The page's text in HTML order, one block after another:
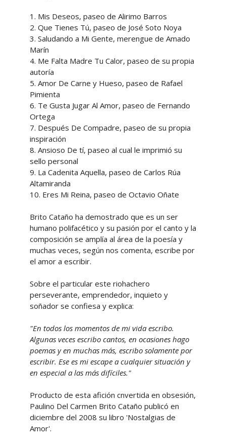
1. Mis Deseos, paseo de Alirimo Barros
2. Que Tienes Tú, paseo de José Soto Noya
3. Saludando a Mi Gente, merengue de Amado
Marín
4. Me Falta Madre Tu Calor, paseo de su propia
autoría
5. Amor De Carne y Hueso, paseo de Rafael
Pimienta
6. Te Gusta Jugar Al Amor, paseo de Fernando
Ortega
7. Después De Compadre, paseo de su propia
inspiración
8. Ansioso De tí, paseo al cual le imprimió su
sello personal
9. La Cadenita Aquella, paseo de Carlos Rúa
Altamiranda
10. Eres Mi Reina, paseo de Octavio Oñate
Brito Cataño ha demostrado que es un ser
humano polifacético y su pasión por el canto y la
composición se amplía al área de la poesía y
muchas veces, según nos comenta, escribe por
el amor a escribir.
Sobre el particular este riohachero
perseverante, emprendedor, inquieto y
soñador se confiesa y explica:
"En todos los momentos de mi vida escribo.
Algunas veces escribo cantos, en ocasiones hago
poemas y en muchas más, escribo solamente por
escribir. Ese es mi escape a cualquier situación y
en especial a las más difíciles."
Producto de esta afición cnvertida en obsesión,
Paulino Del Carmen Brito Cataño publicó en
diciembre del 2008 su libro 'Nostalgias de
Amor'.